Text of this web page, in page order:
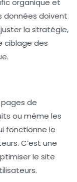
organique et
données doivent
la stratégie,
ciblage des
de
ou même les
fonctionne le
C’est une
le site